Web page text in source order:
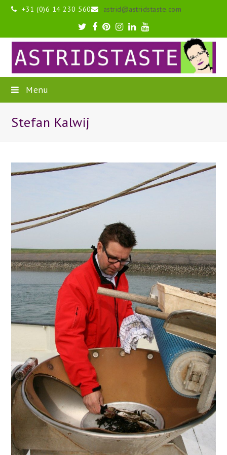
+31 (0)6 14 230 560 astrid@astridstaste.com
Twitter
Facebook
Pinterest
Instagram
LinkedIn
Youtube
Menu
Stefan Kalwij